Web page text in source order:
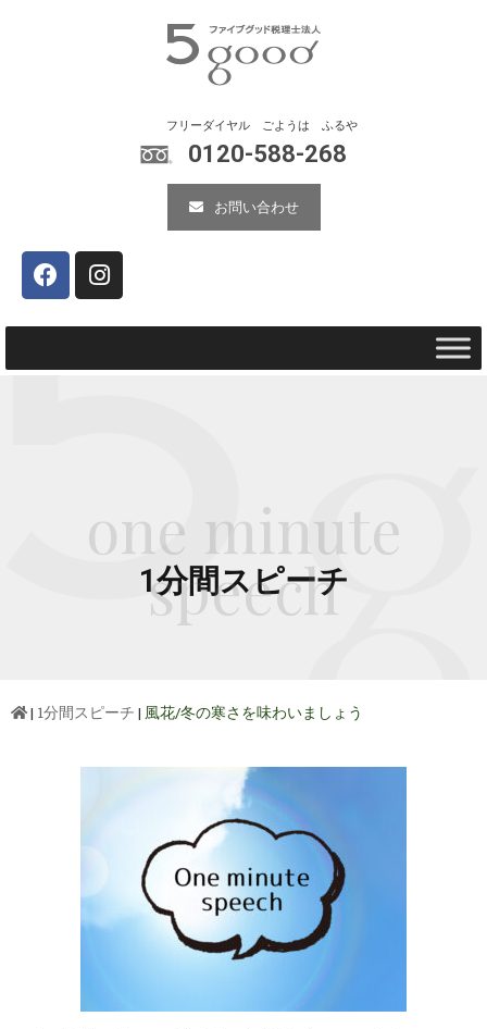
0120-588-268
お問い合わせ
1分間スピーチ
one minute
speech
| 1分間スピーチ | 風花/冬の寒さを味わいましょう